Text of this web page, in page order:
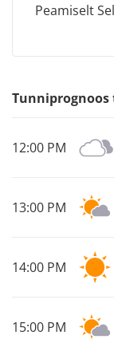
Peamiselt
Tunniprognoos
12:00 PM
13:00 PM
14:00 PM
15:00 PM